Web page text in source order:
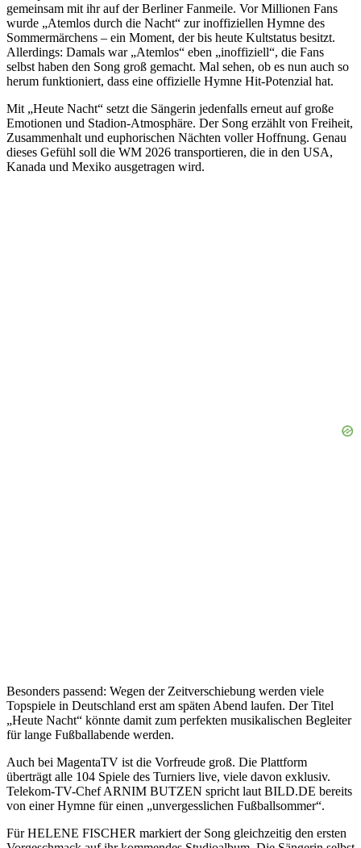
gemeinsam mit ihr auf der Berliner Fanmeile. Vor Millionen Fans
wurde „Atemlos durch die Nacht“ zur inoffiziellen Hymne des
Sommermärchens – ein Moment, der bis heute Kultstatus besitzt.
Allerdings: Damals war „Atemlos“ eben „inoffiziell“, die Fans
selbst haben den Song groß gemacht. Mal sehen, ob es nun auch so
herum funktioniert, dass eine offizielle Hymne Hit-Potenzial hat.
Mit „Heute Nacht“ setzt die Sängerin jedenfalls erneut auf große
Emotionen und Stadion-Atmosphäre. Der Song erzählt von Freiheit,
Zusammenhalt und euphorischen Nächten voller Hoffnung. Genau
dieses Gefühl soll die WM 2026 transportieren, die in den USA,
Kanada und Mexiko ausgetragen wird.
Besonders passend: Wegen der Zeitverschiebung werden viele
Topspiele in Deutschland erst am späten Abend laufen. Der Titel
„Heute Nacht“ könnte damit zum perfekten musikalischen Begleiter
für lange Fußballabende werden.
Auch bei MagentaTV ist die Vorfreude groß. Die Plattform
überträgt alle 104 Spiele des Turniers live, viele davon exklusiv.
Telekom-TV-Chef ARNIM BUTZEN spricht laut BILD.DE bereits
von einer Hymne für einen „unvergesslichen Fußballsommer“.
Für HELENE FISCHER markiert der Song gleichzeitig den ersten